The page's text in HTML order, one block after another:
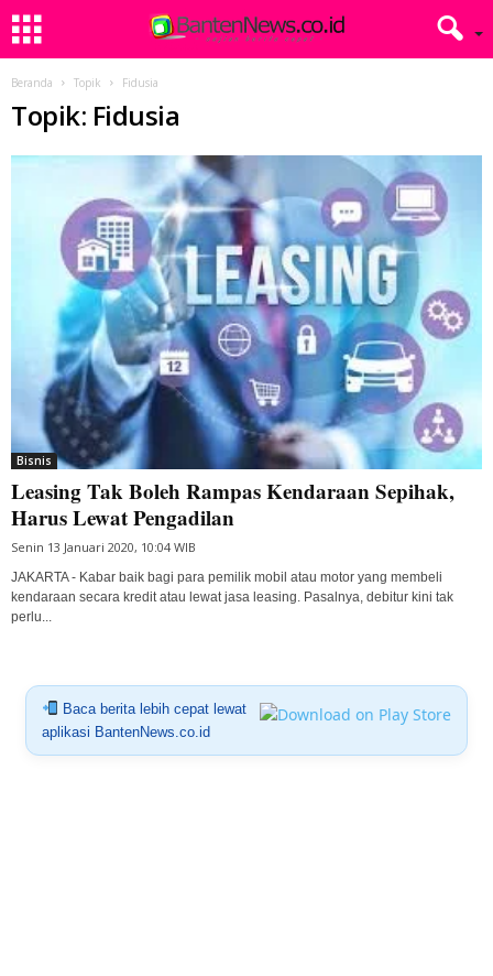
Beranda Topik Fidusia
Topik: Fidusia
Bisnis
Leasing Tak Boleh Rampas Kendaraan Sepihak,
Harus Lewat Pengadilan
Senin 13 Januari 2020, 10:04 WIB
JAKARTA - Kabar baik bagi para pemilik mobil atau motor yang membeli
kendaraan secara kredit atau lewat jasa leasing. Pasalnya, debitur kini tak
perlu...
Baca berita lebih cepat lewat
aplikasi BantenNews.co.id